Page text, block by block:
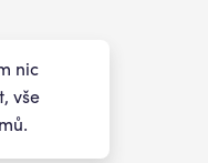
nic
vše